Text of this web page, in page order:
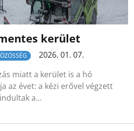
kerület
2026. 01. 07.
miatt a kerület is a hó
az évet: a kézi erővel végzett
a…